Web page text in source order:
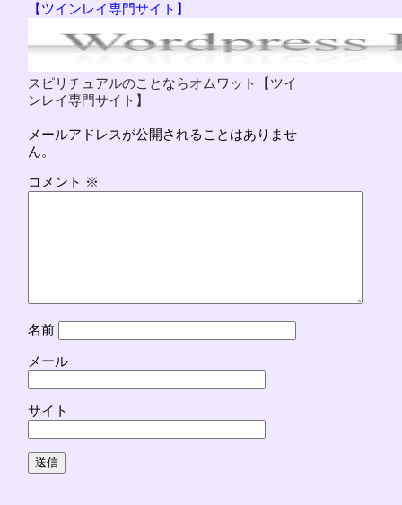
【ツインレイ専門サイト】
スピリチュアルのことならオムワット【ツイ
ンレイ専門サイト】
メールアドレスが公開されることはありませ
ん。
コメント ※
名前
メール
サイト